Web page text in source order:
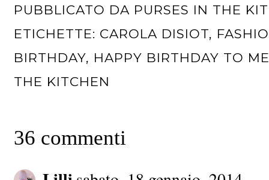
PUBBLICATO DA PURSES IN THE
ETICHETTE: CAROLA DISIOT,
BIRTHDAY, HAPPY BIRTHDAY TO ME
THE KITCHEN
36 commenti